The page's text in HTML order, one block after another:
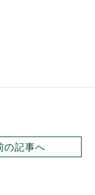
の記事へ